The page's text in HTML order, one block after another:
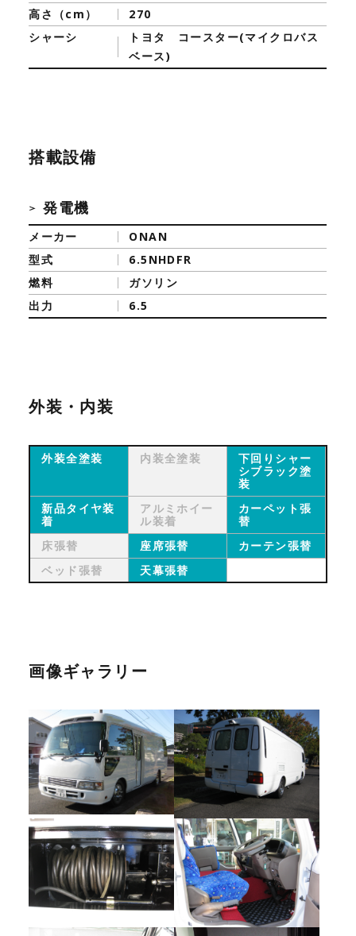
高さ（cm）
270
シャーシ
トヨタ コースター(マイクロバス
ベース)
搭載設備
発電機
メーカー
ONAN
型式
6.5NHDFR
燃料
ガソリン
出力
6.5
外装・内装
外装全塗装 内装全塗装
下回りシャー
シブラック塗
装
新品タイヤ装
着
アルミホイー
ル装着
カーペット張
替
床張替
座席張替
カーテン張替
ベッド張替
天幕張替
画像ギャラリー